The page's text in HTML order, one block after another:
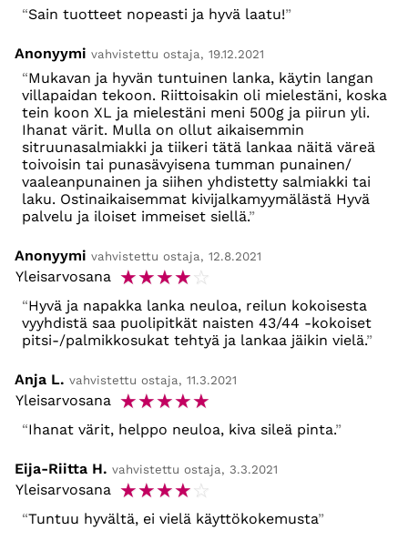
Sain tuotteet nopeasti ja hyvä laatu!
Anonyymi vahvistettu ostaja, 19.12.2021
Mukavan ja hyvän tuntuinen lanka, käytin langan
villapaidan tekoon. Riittoisakin oli mielestäni, koska
tein koon XL ja mielestäni meni 500g ja piirun yli.
Ihanat värit. Mulla on ollut aikaisemmin
sitruunasalmiakki ja tiikeri tätä lankaa näitä väreä
toivoisin tai punasävyisena tumman punainen/
vaaleanpunainen ja siihen yhdistetty salmiakki tai
laku. Ostinaikaisemmat kivijalkamyymälästä Hyvä
palvelu ja iloiset immeiset siellä.
Anonyymi vahvistettu ostaja, 12.8.2021
Yleisarvosana ☆☆☆☆☆
Hyvä ja napakka lanka neuloa, reilun kokoisesta
vyyhdistä saa puolipitkät naisten 43/44 -kokoiset
pitsi-/palmikkosukat tehtyä ja lankaa jäikin vielä.
Anja L. vahvistettu ostaja, 11.3.2021
Yleisarvosana ☆☆☆☆☆
Ihanat värit, helppo neuloa, kiva sileä pinta.
Eija-Riitta H. vahvistettu ostaja, 3.3.2021
Yleisarvosana ☆☆☆☆☆
Tuntuu hyvältä, ei vielä käyttökokemusta